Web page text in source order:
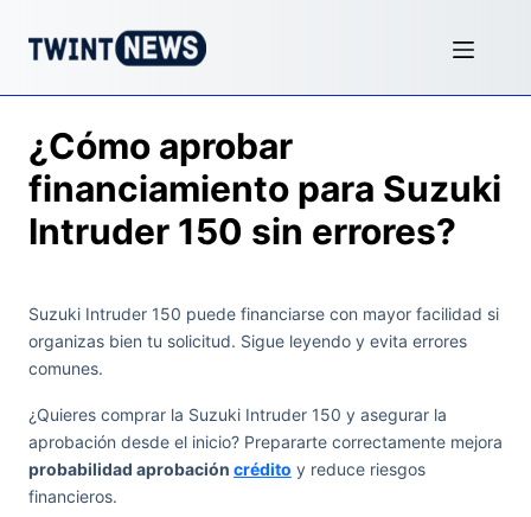
¿Cómo aprobar
financiamiento para Suzuki
Intruder 150 sin errores?
Suzuki Intruder 150 puede financiarse con mayor facilidad si
organizas bien tu solicitud. Sigue leyendo y evita errores
comunes.
¿Quieres comprar la Suzuki Intruder 150 y asegurar la
aprobación desde el inicio? Prepararte correctamente mejora
probabilidad aprobación crédito y reduce riesgos
financieros.